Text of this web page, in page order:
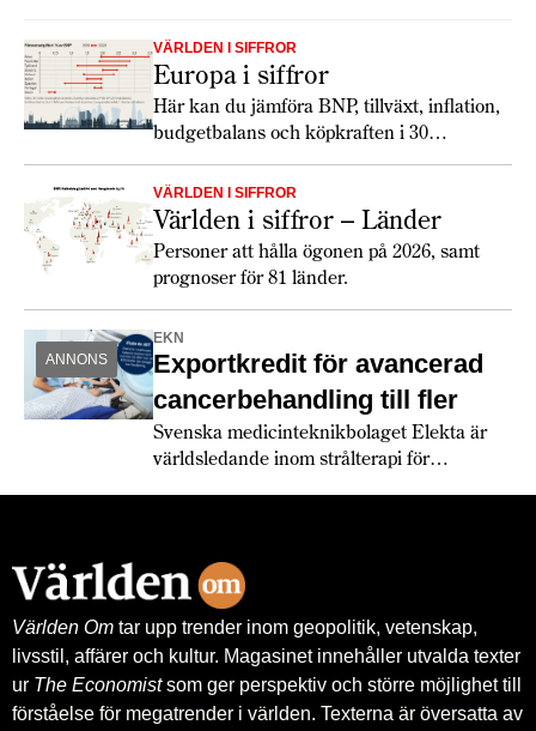
16 branscher som ger en inblick i tillväxt, utmaningar och
möjligheter.
VÄRLDEN I SIFFROR
Europa i siffror
Här kan du jämföra BNP, tillväxt, inflation,
budgetbalans och köpkraften i 30
något 2026, och lönerna har utvecklats
snabbare än inflationen. De europeiska
konsumenterna verkar dock fortfarande
hålla hårt i plånboken. Största
förändringen 2026 är de ökade
försvarsanslagen och att den växande
politiska klyftan mellan USA och Europa
får europeiska länder att köpa allt mer från
europeiska leverantörer.
VÄRLDEN I SIFFROR
Världen i siffror – Länder
Personer att hålla ögonen på 2026, samt
prognoser för 81 länder.
ANNONS
EKN
Exportkredit för avancerad
cancerbehandling till fler
Svenska medicinteknikbolaget Elekta är
världsledande inom strålterapi för
Exportkreditnämnden, EKN.
Världen Om tar upp trender inom geopolitik, vetenskap,
livsstil, affärer och kultur. Magasinet innehåller utvalda texter
ur The Economistsom ger perspektiv och större möjlighet till
förståelse för megatrender i världen. Texterna är översatta av